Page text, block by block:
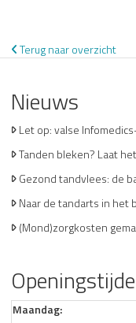
Terug naar overzicht
Nieuws
Let op: valse
Tanden bleken? Laat
Gezond tandvlees: de
Naar de tandarts in het
(Mond)zorgkosten
Maandag: